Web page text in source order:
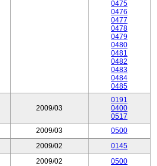
0475
0476
0477
0478
0479
0480
0481
0482
0483
0484
0485
2009/03
0191
0400
0517
2009/03
0500
2009/02
0145
2009/02
0500